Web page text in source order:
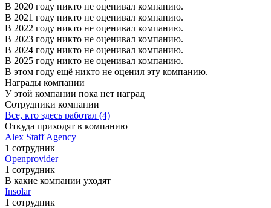
В 2020 году никто не оценивал компанию.
В 2021 году никто не оценивал компанию.
В 2022 году никто не оценивал компанию.
В 2023 году никто не оценивал компанию.
В 2024 году никто не оценивал компанию.
В 2025 году никто не оценивал компанию.
В этом году ещё никто не оценил эту компанию.
Награды компании
У этой компании пока нет наград
Сотрудники компании
Все, кто здесь работал (4)
Откуда приходят в компанию
Alex Staff Agency
1 сотрудник
Openprovider
1 сотрудник
В какие компании уходят
Insolar
1 сотрудник